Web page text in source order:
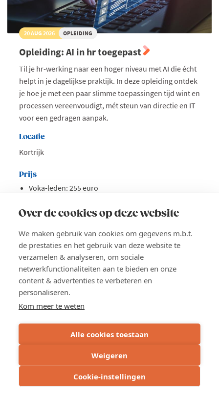
Over de cookies op deze website
We maken gebruik van cookies om gegevens m.b.t.
de prestaties en het gebruik van deze website te
verzamelen & analyseren, om sociale
netwerkfunctionaliteiten aan te bieden en onze
content & advertenties te verbeteren en
personaliseren.
Kom meer te weten
Alle cookies toestaan
Weigeren
Cookie-instellingen
20 AUG 2026 OPLEIDING
Opleiding: AI in hr toegepast
Til je hr-werking naar een hoger niveau met AI die écht
helpt in je dagelijkse praktijk. In deze opleiding ontdek
je hoe je met een paar slimme toepassingen tijd wint en
processen vereenvoudigt, mét steun van directie en IT
voor een gedragen aanpak.
Locatie
Kortrijk
Prijs
Voka-leden: 255 euro
Lees meer
about
Opleiding:
AI
in
toegepast
INSCHRIJVEN
WEST-VLAANDEREN
VOLZET